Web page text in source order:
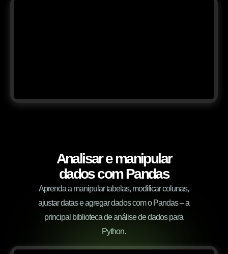
Analisar e manipular
dados com Pandas
Aprenda a manipular tabelas, modificar colunas,
ajustar datas e agregar dados com o Pandas – a
principal biblioteca de análise de dados para
Python.